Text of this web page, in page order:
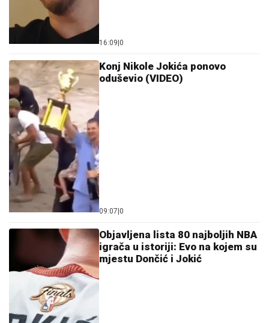
16:09 0
Konj Nikole Jokića ponovo
oduševio (VIDEO)
09:07 0
Objavljena lista 80 najboljih NBA
igrača u istoriji: Evo na kojem su
mjestu Dončić i Jokić